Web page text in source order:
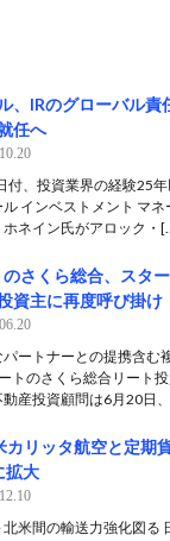
、IRのグローバル責
任へ
付、投資業界の経験25
インベストメント マネ
ホネイン氏がアロック・
のさくら総合、スタ
資主に再度呼び掛け
パートナーとの提携含む
トのさくら総合リート
動産投資顧問は6月20日
カリッタ航空と定期
拡大
北米間の輸送力強化図る